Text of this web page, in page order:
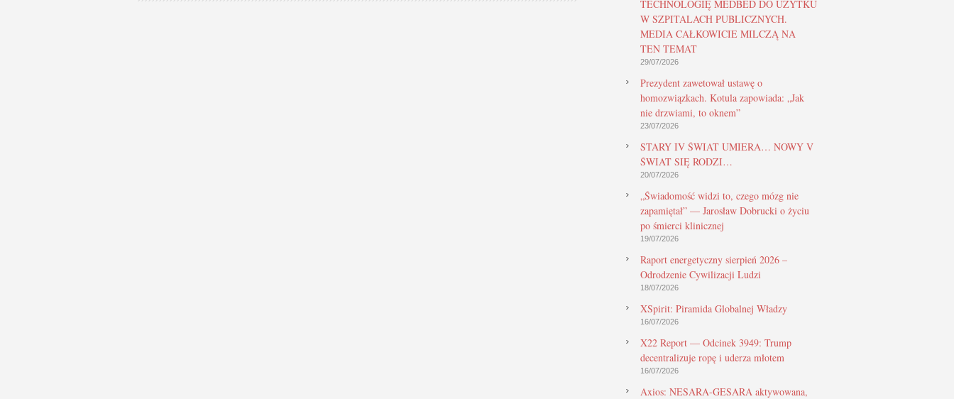
TECHNOLOGIĘ MEDBED DO UŻYTKU
W SZPITALACH PUBLICZNYCH.
MEDIA CAŁKOWICIE MILCZĄ NA
TEN TEMAT
29/07/2026
Prezydent zawetował ustawę o
homozwiązkach. Kotula zapowiada: „Jak
nie drzwiami, to oknem”
23/07/2026
STARY IV ŚWIAT UMIERA… NOWY V
ŚWIAT SIĘ RODZI…
20/07/2026
„Świadomość widzi to, czego mózg nie
zapamiętał” — Jarosław Dobrucki o życiu
po śmierci klinicznej
19/07/2026
Raport energetyczny sierpień 2026 –
Odrodzenie Cywilizacji Ludzi
18/07/2026
XSpirit: Piramida Globalnej Władzy
16/07/2026
X22 Report — Odcinek 3949: Trump
decentralizuje ropę i uderza młotem
16/07/2026
Axios: NESARA-GESARA aktywowana,